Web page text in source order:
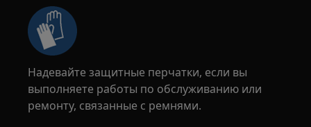
Надевайте защитные перчатки, если вы
выполняете работы по обслуживанию или
ремонту, связанные с ремнями.